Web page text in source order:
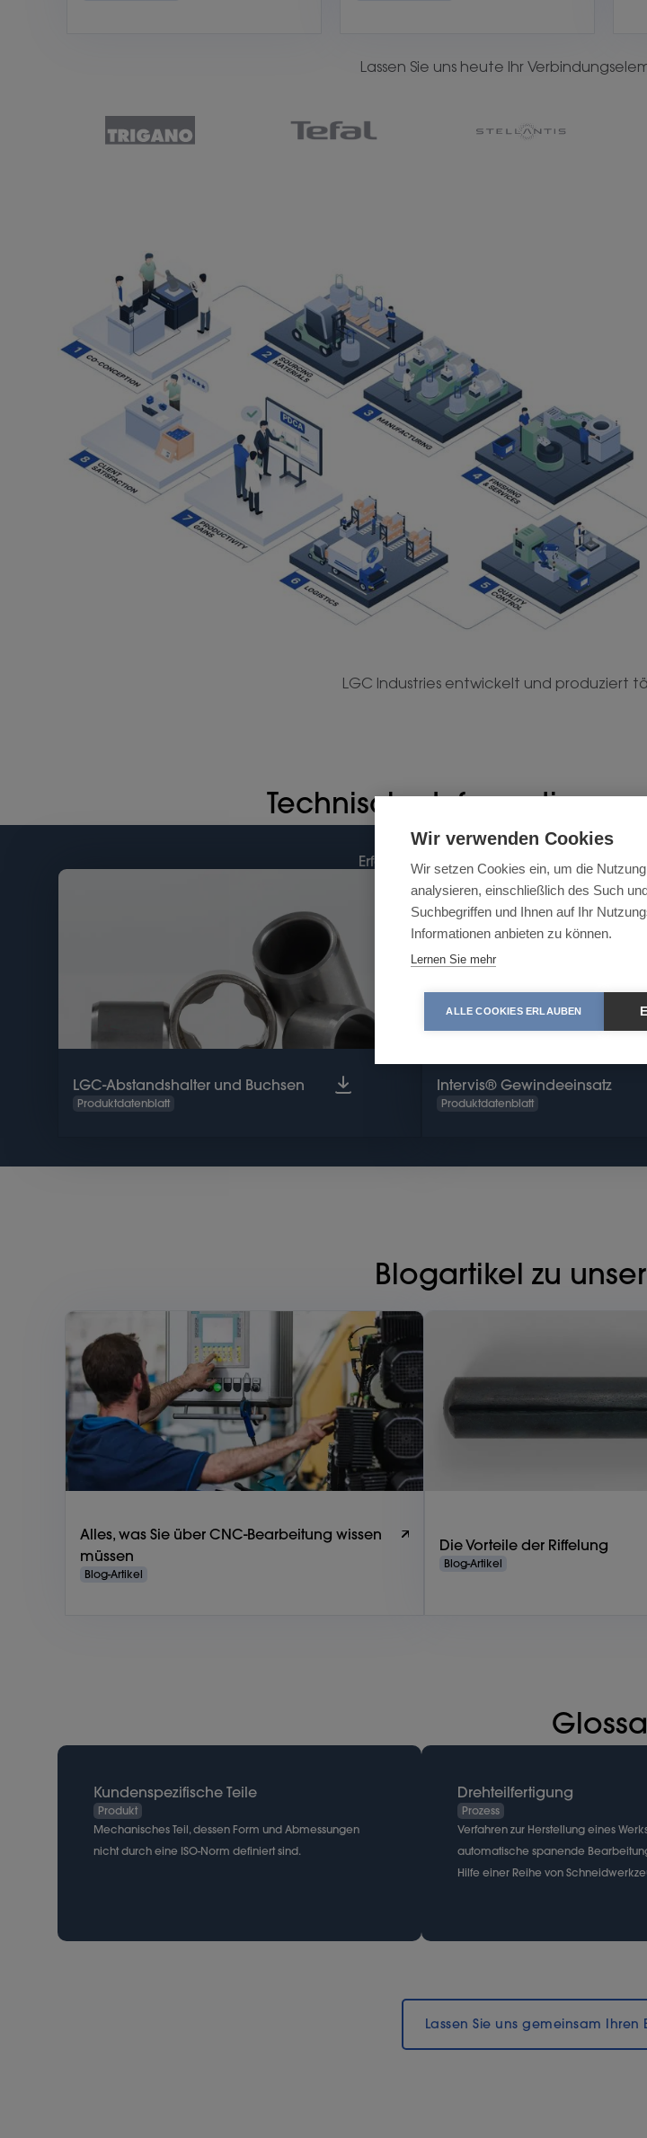
Wir verwenden Cookies
Wir setzen Cookies ein, um die
analysieren, einschließlich des Such
Suchbegriffen und Ihnen auf Ihr
Informationen anbieten zu können.
Lernen Sie mehr
ALLE COOKIES ERLAUBEN
Lassen Sie uns heute Ihr
LGC Industries entwickelt und produziert
Technische Informationen
Erfahren Sie mehr über die technischen
LGC-Abstandshalter und Buchsen
Produktdatenblatt
Intervis® Gewindeeinsatz
Produktdatenblatt
Blogartikel zu
Alles, was Sie über CNC-Bearbeitung wissen
müssen
Blog-Artikel
Die Vorteile der Riffelung
Blog-Artikel
Kundenspezifische Teile
Produkt
Mechanisches Teil, dessen Form und Abmessungen
nicht durch eine ISO-Norm definiert sind.
Drehteilfertigung
Prozess
Verfahren zur Herstellung eines
automatische spanende
Hilfe einer Reihe von
Lassen Sie uns gemeinsam